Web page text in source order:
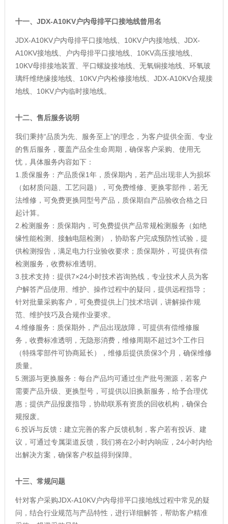
十一、 JDX-A10KV户内母排平口接地线曾用名
JDX-A10KV户内母排平口接地线、10KV户内接地线、JDX-
A10KV接地线、户内母排平口接地线、10KV高压接地线、
10KV母排接地装置、平口螺旋接地线、无氧铜接地线、环氧玻
璃纤维绝缘接地线、10KV户内检修接地线、JDX-A10KV合规接
地线、10KV户内临时接地线。
十二、售后服务说明
我们秉持“品质为先、服务至上”的理念，为客户提供全面、专业
的售后服务，覆盖产品全生命周期，确保客户采购、使用无
忧，具体服务内容如下：
1.质保服务：产品质保1年，质保期内，若产品出现非人为损坏
（如材质问题、工艺问题），可免费维修、更换零部件，若无
法维修，可免费更换同型号产品，质保期自产品验收合格之日
起计算。
2.检测服务：质保期内，可免费提供产品常规检测服务（如绝
缘性能检测、接触电阻检测），协助客户完成预防性试验，提
供检测报告，满足电力行业验收要求；质保期外，可提供有偿
检测服务，收费标准透明。
3.技术支持：提供7×24小时技术咨询热线，专业技术人员为客
户解答产品使用、维护、操作过程中的疑问，提供远程指导；
针对批量采购客户，可免费提供上门技术培训，讲解操作规
范、维护技巧及合规作业要求。
4.维修服务：质保期外，产品出现故障，可提供有偿维修服
务，收费标准透明，无隐形消费，维修周期不超过3个工作日
（特殊零部件可协商延长），维修后提供质保3个月，确保维修
质量。
5.溯源与更换服务：每台产品均可通过生产批号溯源，若客户
需要产品升级、更换型号，可提供以旧换新服务，给予合理优
惠；提供产品报废指导，协助联系有资质的回收机构，确保合
规报废。
6.投诉与反馈：建立完善的客户反馈机制，客户若有投诉、建
议，可通过专属渠道反馈，我们将在2小时内响应，24小时内给
出解决方案，确保客户权益得到保障。
十三、 常规问题
针对客户采购JDX-A10KV户内母排平口接地线过程中常见的疑
问，结合行业规范与产品特性，进行详细解答，帮助客户精准